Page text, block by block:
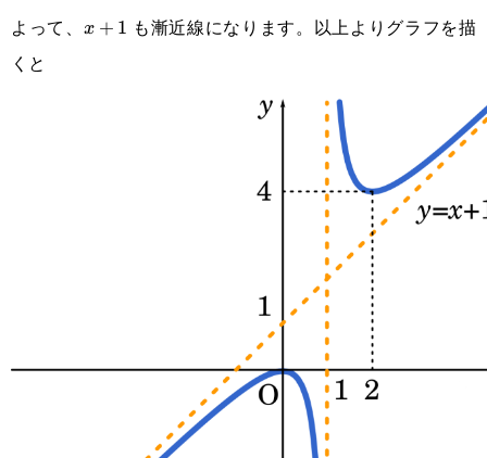
よって、 x+1
x + 1 も漸近線になります。以上よりグラフを描
くと